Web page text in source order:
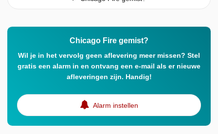
Chicago Fire gemist?
Wil je in het vervolg geen aflevering meer missen? Stel
gratis een alarm in en ontvang een e-mail als er nieuwe
afleveringen zijn. Handig!
Alarm instellen